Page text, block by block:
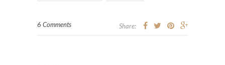
6 Comments Share: